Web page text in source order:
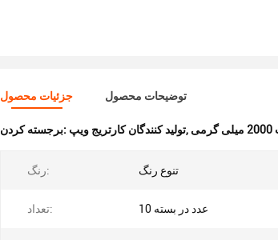
جزئیات محصول توضیحات محصول
برجسته کردن: تولید کنندگان کارتریج ویپ,
رنگ: تنوع رنگ
تعداد: 10 عدد در بسته